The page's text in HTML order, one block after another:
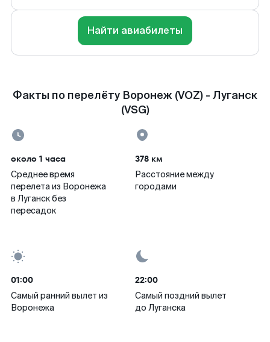
Найти авиабилеты
Факты по перелёту Воронеж (VOZ) - Луганск
(VSG)
около 1 часа
Среднее время
перелета из Воронежа
в Луганск без
пересадок
378 км
Расстояние между
городами
01:00
Самый ранний вылет из
Воронежа
22:00
Самый поздний вылет
до Луганска